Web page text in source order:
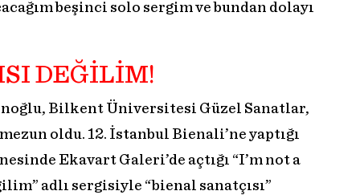
beşinci solo sergim ve bundan dolayı
DEĞİLİM!
Bilkent Üniversitesi Güzel Sanatlar,
oldu. 12. İstanbul Bienali’ne yaptığı
Ekavart Galeri’de açtığı “I’m not a
adlı sergisiyle “bienal sanatçısı”